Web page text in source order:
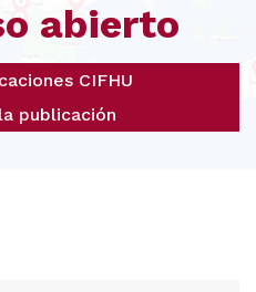
abierto
CIFHU
publicación